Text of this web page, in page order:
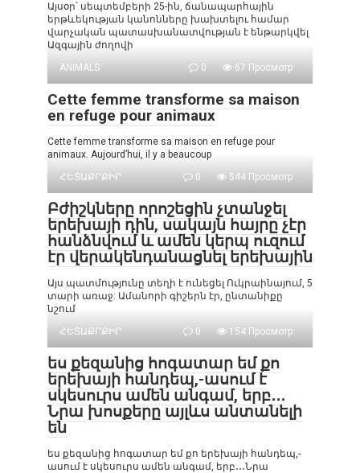
Այսօր՝ սեպտեմբերի 25-ին, ճանապարհային
երթևեկության կանոնները խախտելու համար
վարչական պատասխանատվության է ենթարկվել
Ազգային ժողովի
ANIMALS
0 67 Просмотр
Cette femme transforme sa maison
en refuge pour animaux
Cette femme transforme sa maison en refuge pour
animaux. Aujourd’hui, il y a beaucoup
ՀԵՏԱՔՐՔԻՐ
0 544 Просмотр
Բժիշկները որոշեցին չտանջել
երեխայի դին, սակայն հայրը չէր
հանձնվում և ամեն կերպ ուզում
էր վերակենդանացնել երեխային
Այս պատմությունը տեղի է ունեցել Ուկրաինայում, 5
տարի առաջ: Ամանորի գիշերն էր, ընտանիքը
նշում
ՀԵՏԱՔՐՔԻՐ
0 154 Просмотр
ես քեզանից հոգատար եմ քո
երեխայի հանդեպ,-ասում է
սկեսուրս ամեն անգամ, երբ․․․
Նրա խոսքերը այլևս անտանելի
են
ես քեզանից հոգատար եմ քո երեխայի հանդեպ,-
ասում է սկեսուրս ամեն անգամ, երբ․․․Նրա